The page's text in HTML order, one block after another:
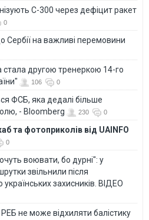
С-300 через дефіцит ракет
0
Сербії на важливі перемовини
стала другою тренеркою 14-го
106 0
ФСБ, яка дедалі більше
- Bloomberg
230 0
та фотоприколів від UAINFO
0
воювати, бо дурні": у
звільнили після
захисників. ВІДЕО
не може відхиляти балістику